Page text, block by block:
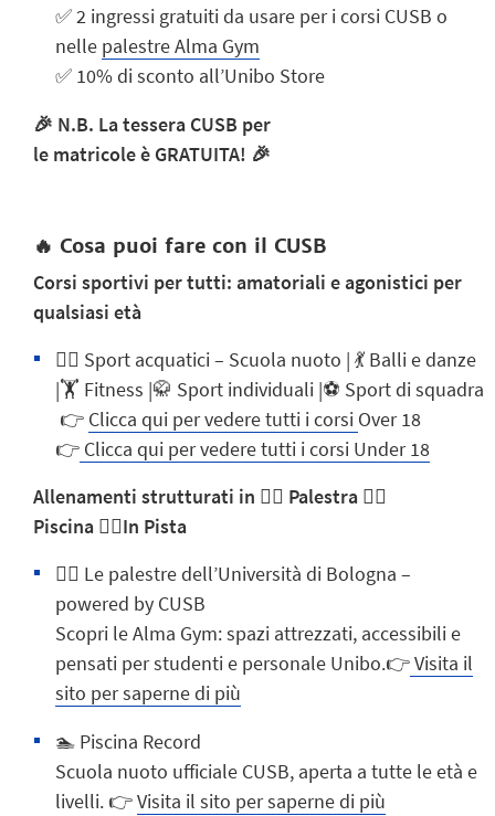
✅ 2 ingressi gratuitida usare per i corsi CUSB o
nelle palestreAlma Gym
✅ 10% di sconto all’Unibo Store
🎉 N.B. La tessera CUSB per
le matricoleè GRATUITA! 🎉
🔥 Cosa puoi fare con il CUSB
Corsi sportivi per tutti: amatoriali e agonistici per
qualsiasi età
🏊‍♂️ Sport acquatici– Scuola nuoto | 💃 Balli e danze
|🏋️ Fitness |🥋 Sport individuali |⚽ Sport di squadra
👉 Clicca qui per vedere tutti i corsi Over 18
👉 Clicca qui per vedere tutti i corsi Under 18
Allenamenti strutturati in 🏋️‍♂️ Palestra 🏊‍♂️
Piscina 🏃‍♂️In Pista
🏋️‍♂️ Le palestre dell’Università di Bologna –
powered by CUSB
Scopri le Alma Gym: spazi attrezzati, accessibili e
pensati per studenti e personale Unibo.👉Visita il
sito per saperne di più
🏊 Piscina Record
Scuola nuoto ufficiale CUSB, aperta a tutte le età e
livelli. 👉Visita il sito per saperne di più